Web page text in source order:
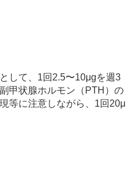
して、1回2.5〜10μgを週3
甲状腺ホルモン（PTH）の
等に注意しながら、1回20μ